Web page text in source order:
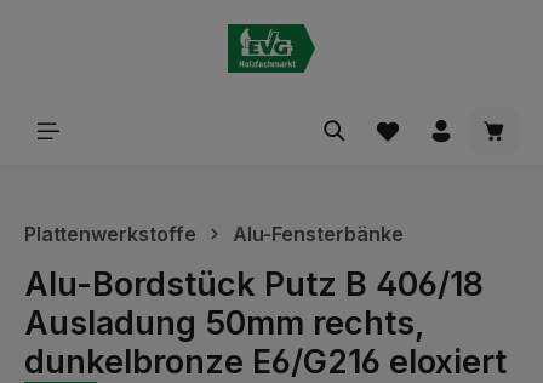
Plattenwerkstoffe Alu-Fensterbänke
Alu-Bordstück Putz B 406/18
Ausladung 50mm rechts,
dunkelbronze E6/G216 eloxiert